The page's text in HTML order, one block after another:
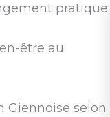
pratique.
être au
Giennoise selon